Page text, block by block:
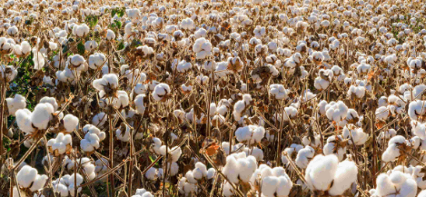
胡杨静美
2013-03-30 浏览次数：16187 作者:刀郎部落 来源:本站
的静美，才显得那么的出众与美丽。
静美，才显得那么的出众与美丽。
灿灿的胡杨，格外惹人怜爱。